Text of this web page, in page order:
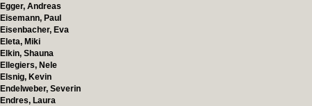
Egger, Andreas
Eisemann, Paul
Eisenbacher, Eva
Eleta, Miki
Elkin, Shauna
Ellegiers, Nele
Elsnig, Kevin
Endelweber, Severin
Endres, Laura